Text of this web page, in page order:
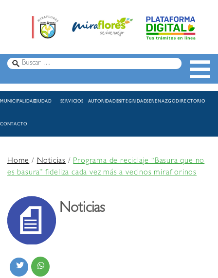
MUNICIPALIDADCIUDAD SERVICIOS AUTORIDADESINTEGRIDADSERENAZGODIRECTORIO
CONTACTO
Home/Noticias /Programa de reciclaje “Basura que no
es basura” fideliza cada vez más a vecinos miraflorinos
Noticias